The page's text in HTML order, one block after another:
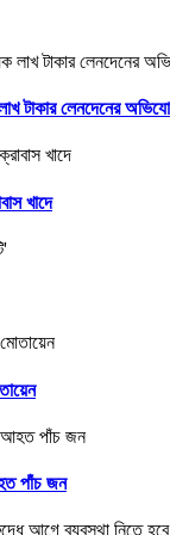
টাকার লেনদেনের
খাদে
পাঁচ জন